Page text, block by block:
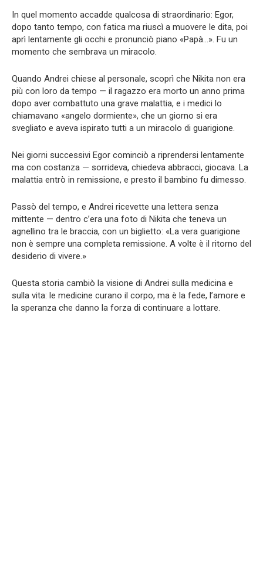
In quel momento accadde qualcosa di straordinario: Egor,
dopo tanto tempo, con fatica ma riuscì a muovere le dita, poi
aprì lentamente gli occhi e pronunciò piano «Papà…». Fu un
momento che sembrava un miracolo.
Quando Andrei chiese al personale, scoprì che Nikita non era
più con loro da tempo — il ragazzo era morto un anno prima
dopo aver combattuto una grave malattia, e i medici lo
chiamavano «angelo dormiente», che un giorno si era
svegliato e aveva ispirato tutti a un miracolo di guarigione.
Nei giorni successivi Egor cominciò a riprendersi lentamente
ma con costanza — sorrideva, chiedeva abbracci, giocava. La
malattia entrò in remissione, e presto il bambino fu dimesso.
Passò del tempo, e Andrei ricevette una lettera senza
mittente — dentro c’era una foto di Nikita che teneva un
agnellino tra le braccia, con un biglietto: «La vera guarigione
non è sempre una completa remissione. A volte è il ritorno del
desiderio di vivere.»
Questa storia cambiò la visione di Andrei sulla medicina e
sulla vita: le medicine curano il corpo, ma è la fede, l’amore e
la speranza che danno la forza di continuare a lottare.